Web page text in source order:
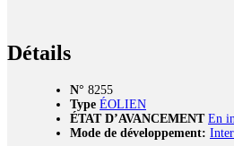
Détails
N° 8255
Type ÉOLIEN
ÉTAT D’AVANCEMENT En
Mode de développement: